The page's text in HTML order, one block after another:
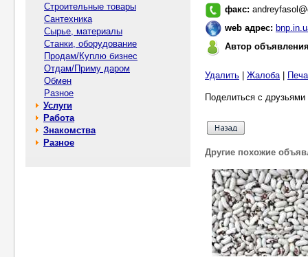
Строительные товары
Сантехника
Сырье, материалы
Станки, оборудование
Продам/Куплю бизнес
Отдам/Приму даром
Обмен
Разное
Услуги
Работа
Знакомства
Разное
факс:
web адрес:
Автор
Удалить Жалоба|
Поделиться с
Другие похожие